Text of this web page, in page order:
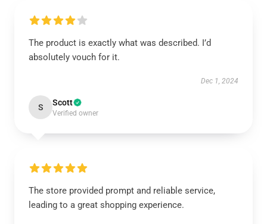
The product is exactly what was described. I’d
absolutely vouch for it.
Dec 1, 2024
S Scott
Verified owner
The store provided prompt and reliable service,
leading to a great shopping experience.